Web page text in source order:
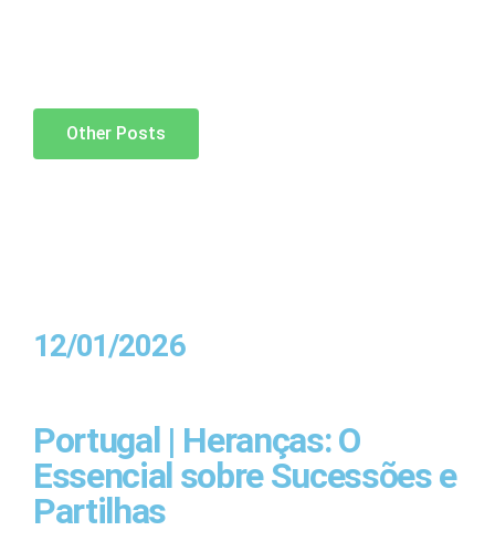
Other Posts
12/01/2026
Portugal | Heranças: O
Essencial sobre Sucessões e
Partilhas